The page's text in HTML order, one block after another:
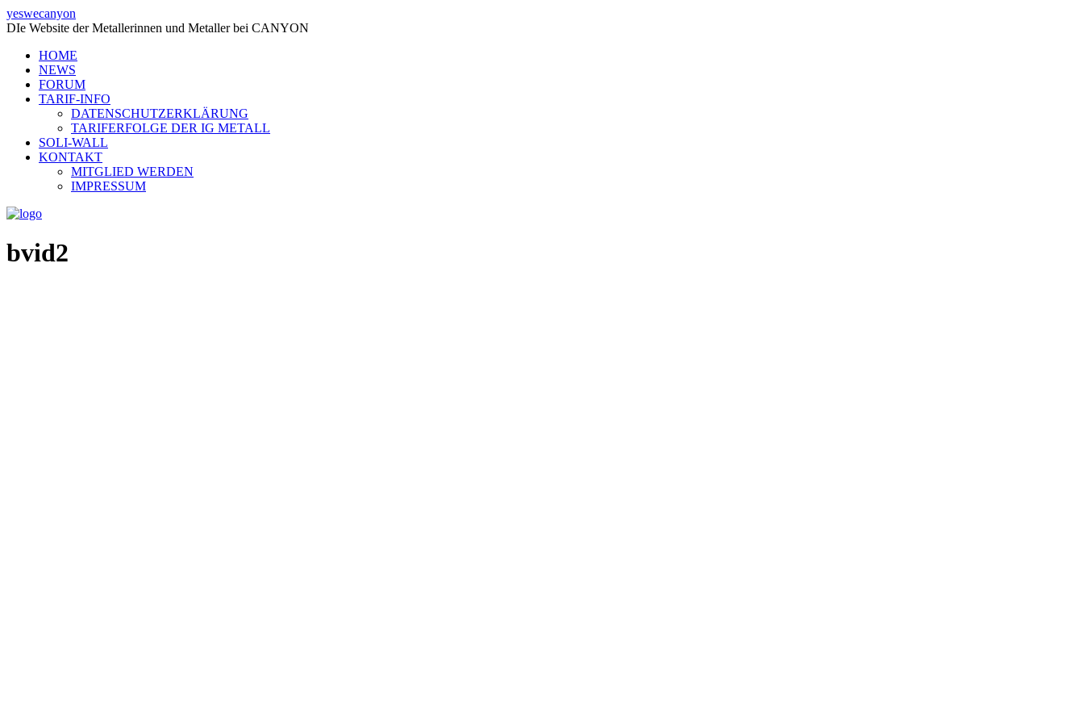
yeswecanyon
DIe Website der Metallerinnen und Metaller bei CANYON
HOME
NEWS
FORUM
TARIF-INFO
DATENSCHUTZERKLÄRUNG
TARIFERFOLGE DER IG METALL
SOLI-WALL
KONTAKT
MITGLIED WERDEN
IMPRESSUM
bvid2